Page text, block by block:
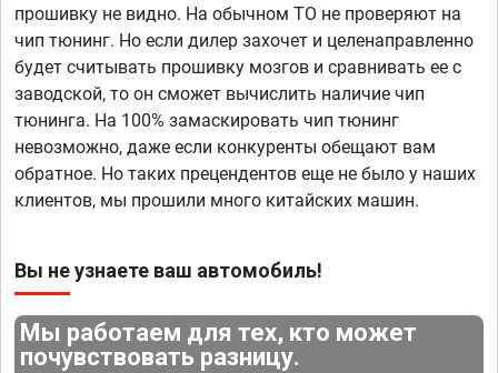
прошивку не видно. На обычном ТО не проверяют на
чип тюнинг. Но если дилер захочет и целенаправленно
будет считывать прошивку мозгов и сравнивать ее с
заводской, то он сможет вычислить наличие чип
тюнинга. На 100% замаскировать чип тюнинг
невозможно, даже если конкуренты обещают вам
обратное. Но таких прецендентов еще не было у наших
клиентов, мы прошили много китайских машин.
Вы не узнаете ваш автомобиль!
Мы работаем для тех, кто может
почувствовать разницу.